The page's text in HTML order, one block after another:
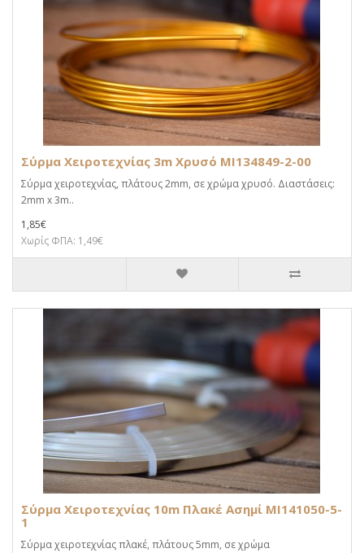
Σύρμα Χειροτεχνίας 3m Χρυσό MI134849-2-00
Σύρμα χειροτεχνίας, πλάτους 2mm, σε χρώμα χρυσό. Διαστάσεις:
2mm x 3m..
1,85€
Χωρίς ΦΠΑ: 1,49€
Σύρμα Χειροτεχνίας 10m Πλακέ Ασημί MI141050-5-
1
Σύρμα χειροτεχνίας πλακέ, πλάτους 5mm, σε χρώμα